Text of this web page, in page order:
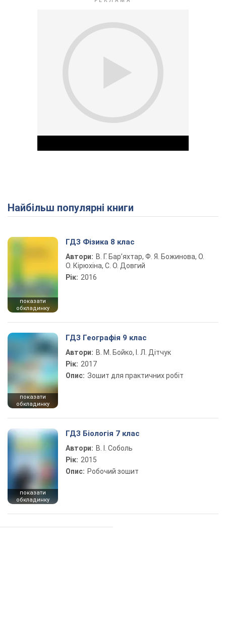
Play Video
Найбільш популярні книги
показати
обкладинку
ГДЗ Фізика 8 клас
Автори: В. Г. Бар’яхтар, Ф. Я. Божинова, О.
О. Кірюхіна, С. О. Довгий
Рік: 2016
показати
обкладинку
ГДЗ Географія 9 клас
Автори: В. М. Бойко, І. Л. Дітчук
Рік: 2017
Опис: Зошит для практичних робіт
показати
обкладинку
ГДЗ Біологія 7 клас
Автори: В. І. Соболь
Рік: 2015
Опис: Робочий зошит